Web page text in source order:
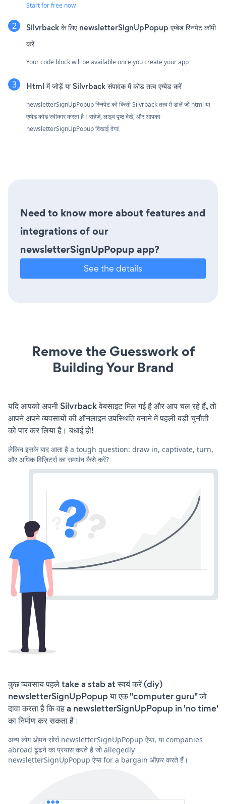
Start for free now
Silvrback के लिए newsletterSignUpPopup एम्बेड स्निपेट कॉपी
करें
Your code block will be available once you create your app
Html में जोड़ें या Silvrback संपादक में कोड तत्व एम्बेड करें
newsletterSignUpPopup स्निपेट को किसी Silvrback तत्व में डालें जो html या
एम्बेड कोड स्वीकार करता है। सहेजें, लाइव पृष्ठ देखें, और आपका
newsletterSignUpPopup दिखाई देगा!
Need to know more about features and
integrations of our
newsletterSignUpPopup app?
See the details
Remove the Guesswork of
Building Your Brand
यदि आपको अपनी Silvrback वेबसाइट मिल गई है और आप चल रहे हैं, तो
आपने अपने व्यवसायों की ऑनलाइन उपस्थिति बनाने में पहली बड़ी चुनौती
को पार कर लिया है। बधाई हो!
लेकिन इसके बाद आता है a tough question: draw in, captivate, turn,
और अधिक विज़िटर्स का समर्थन कैसे करें?
कुछ व्यवसाय पहले take a stab at स्वयं करें (diy)
newsletterSignUpPopup या एक "computer guru" जो
दावा करता है कि वह a newsletterSignUpPopup in 'no time'
का निर्माण कर सकता है।
अन्य लोग ओपन सोर्स newsletterSignUpPopup ऐप्स, या companies
abroad ढूंढने का प्रयास करते हैं जो allegedly
newsletterSignUpPopup ऐप्स for a bargain ऑफ़र करते हैं।